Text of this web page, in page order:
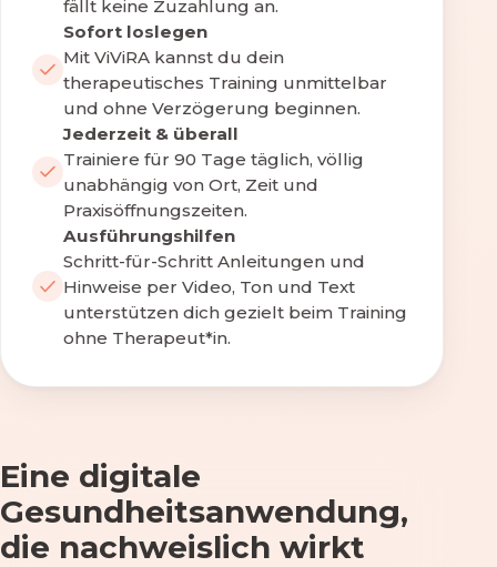
fällt keine Zuzahlung an.
Sofort loslegen
Mit ViViRA kannst du dein
therapeutisches Training unmittelbar
und ohne Verzögerung beginnen.
Jederzeit & überall
Trainiere für 90 Tage täglich, völlig
unabhängig von Ort, Zeit und
Praxisöffnungszeiten.
Ausführungshilfen
Schritt-für-Schritt Anleitungen und
Hinweise per Video, Ton und Text
unterstützen dich gezielt beim Training
ohne Therapeut*in.
Eine digitale
Gesundheitsanwendung,
die nachweislich wirkt